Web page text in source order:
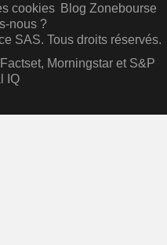
cookies Blog Zonebourse
nous ?
SAS. Tous droits réservés.
Morningstar et S&P
IQ